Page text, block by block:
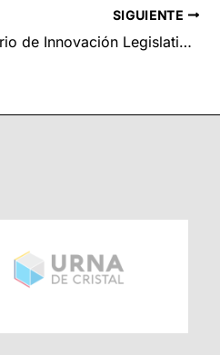
SIGUIENTE
1ª sesión de cocreación del Laboratorio de Innovación Legislativa.